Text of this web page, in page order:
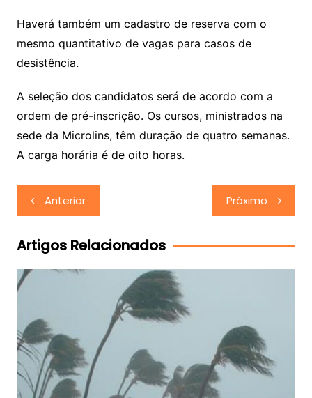
Haverá também um cadastro de reserva com o
mesmo quantitativo de vagas para casos de
desistência.
A seleção dos candidatos será de acordo com a
ordem de pré-inscrição. Os cursos, ministrados na
sede da Microlins, têm duração de quatro semanas.
A carga horária é de oito horas.
Navegação
de
Post
Anterior Próximo
Artigos Relacionados